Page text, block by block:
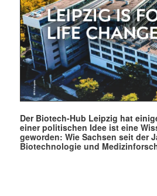
Der Biotech-Hub Leipzig hat
einer politischen Idee ist eine
geworden: Wie Sachsen seit der
Biotechnologie und